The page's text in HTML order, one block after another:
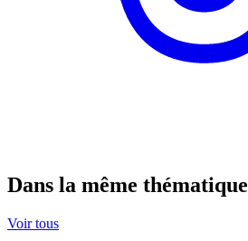
Dans la même thématique
Voir tous